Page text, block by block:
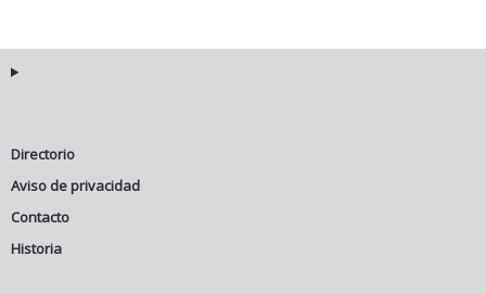
Directorio
Aviso de privacidad
Contacto
Historia